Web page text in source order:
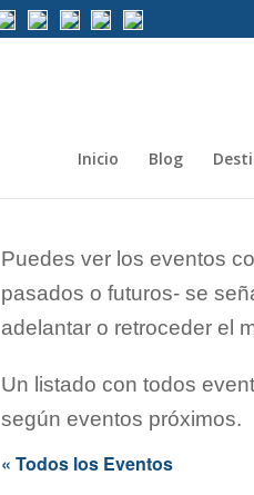
Inicio Blog
Puedes ver los eventos
pasados o futuros- se
adelantar o retroceder el
Un listado con todos
según eventos próximos.
« Todos los Eventos